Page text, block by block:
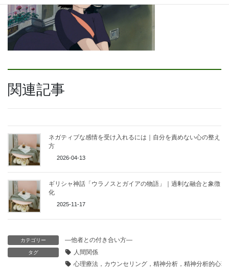
関連記事
ネガティブな感情を受け入れるには｜自分を責めない心の整え
方
2026-04-13
ギリシャ神話「ウラノスとガイアの物語」｜過剰な融合と象徴
化
2025-11-17
カテゴリー —他者との付き合い方—
タグ
人間関係
心理療法，カウンセリング，精神分析，精神分析的心理